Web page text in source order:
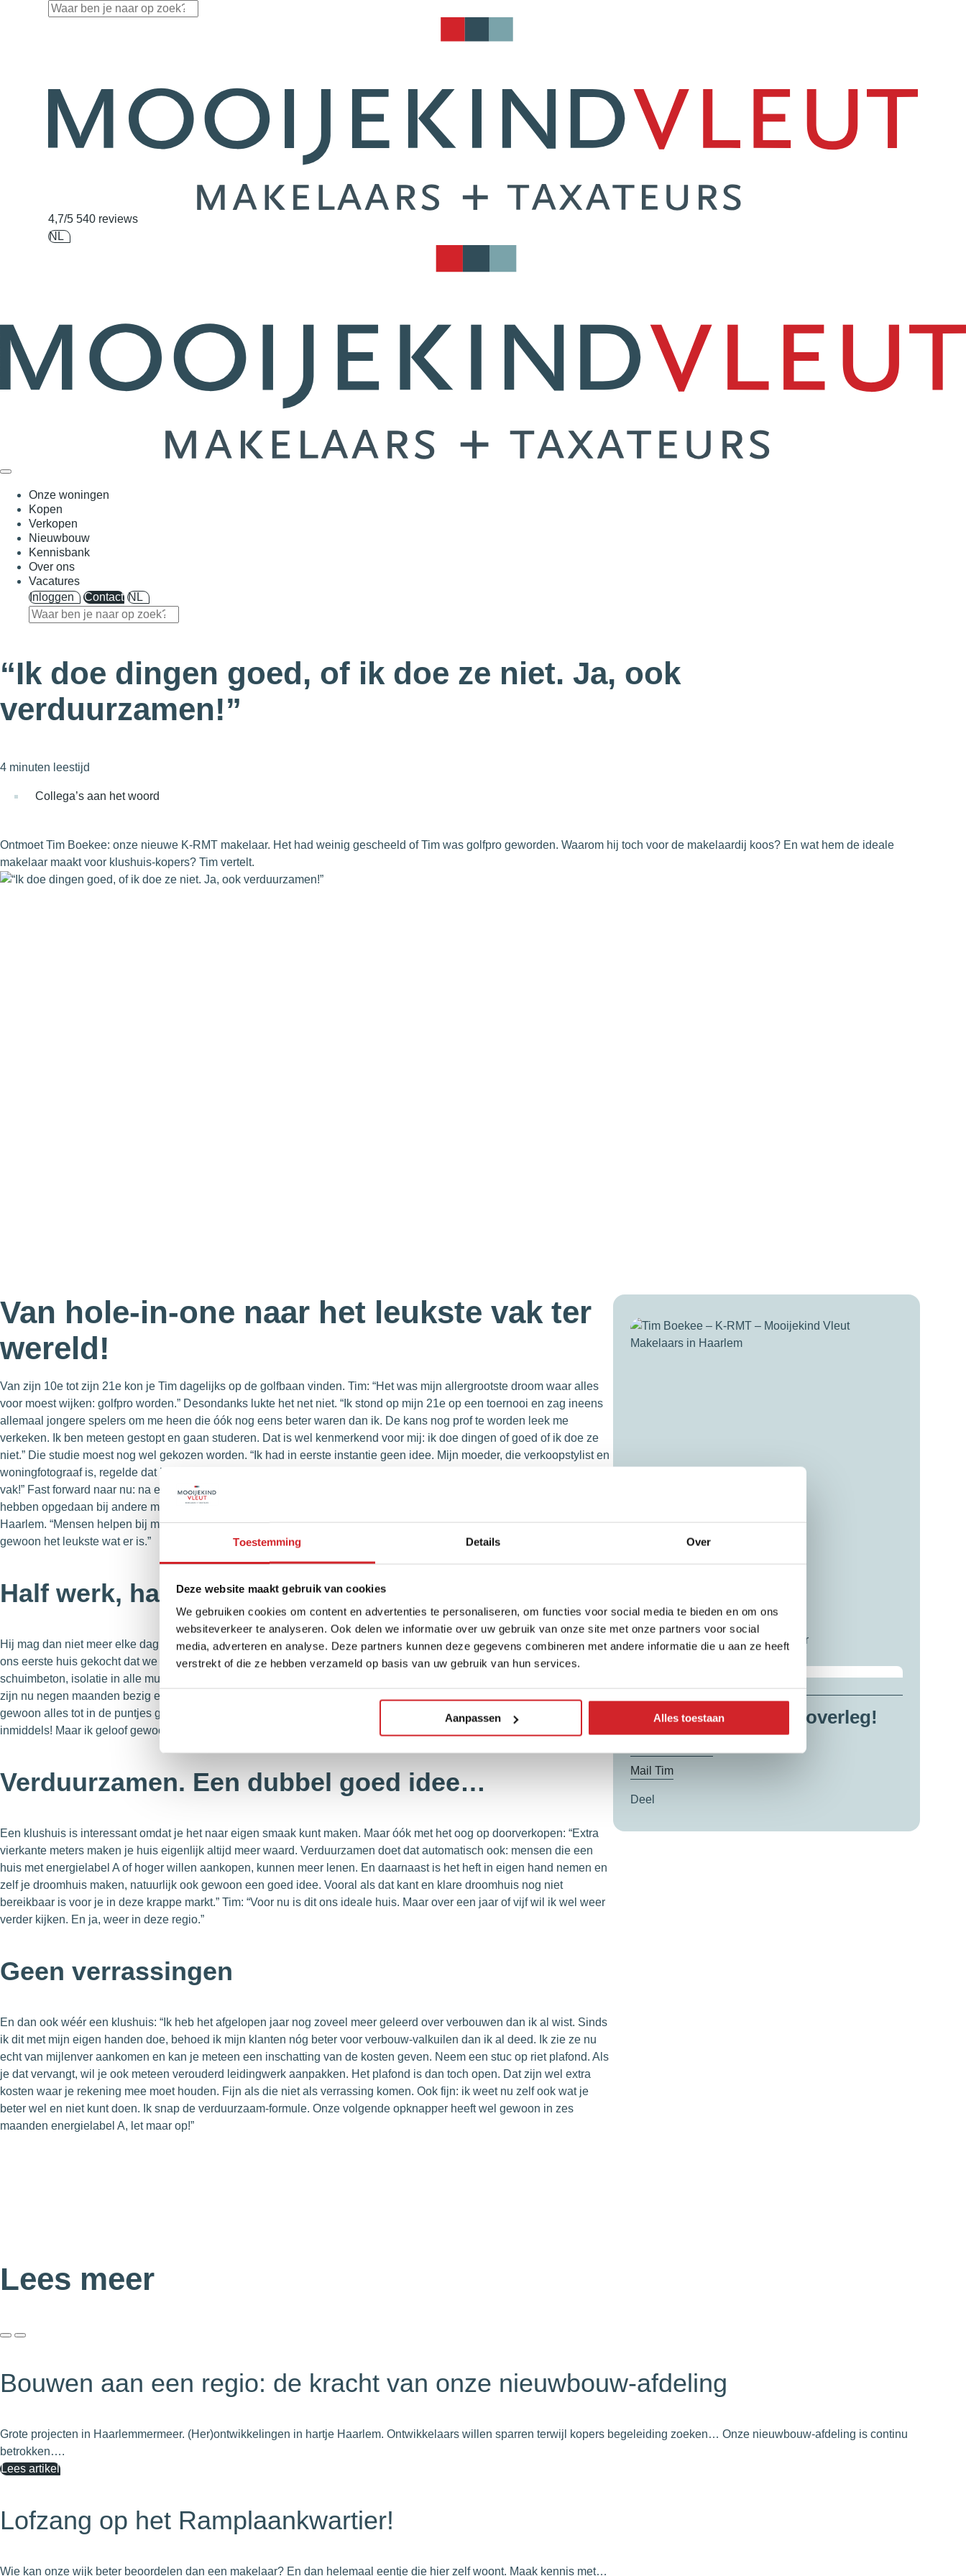
Toestemming Details Over
Deze website maakt gebruik van cookies
We gebruiken cookies om content en advertenties te personaliseren, om functies voor social media te bieden en om ons
websiteverkeer te analyseren. Ook delen we informatie over uw gebruik van onze site met onze partners voor social
media, adverteren en analyse. Deze partners kunnen deze gegevens combineren met andere informatie die u aan ze heeft
verstrekt of die ze hebben verzameld op basis van uw gebruik van hun services.
Aanpassen Alles toestaan
Navigatie overslaan
4,7/5 540 reviews
NL
Onze woningen
Kopen
Verkopen
Nieuwbouw
Kennisbank
Over ons
Vacatures
Inloggen
Contact NL
“Ik doe dingen goed, of ik doe ze niet. Ja, ook
verduurzamen!”
4 minuten leestijd
Collega’s aan het woord
Ontmoet Tim Boekee: onze nieuwe K-RMT makelaar. Het had weinig gescheeld of Tim was golfpro geworden. Waarom hij toch voor de makelaardij koos? En wat hem de ideale
makelaar maakt voor klushuis-kopers? Tim vertelt.
Van hole-in-one naar het leukste vak ter
wereld!
Van zijn 10e tot zijn 21e kon je Tim dagelijks op de golfbaan vinden. Tim: “Het was mijn allergrootste droom waar alles
voor moest wijken: golfpro worden.” Desondanks lukte het net niet. “Ik stond op mijn 21e op een toernooi en zag ineens
allemaal jongere spelers om me heen die óók nog eens beter waren dan ik. De kans nog prof te worden leek me
verkeken. Ik ben meteen gestopt en gaan studeren. Dat is wel kenmerkend voor mij: ik doe dingen of goed of ik doe ze
niet.” Die studie moest nog wel gekozen worden. “Ik had in eerste instantie geen idee. Mijn moeder, die verkoopstylist en
woningfotograaf is, regelde dat ik met een bevriende makelaar mocht meelopen. Het was meteen duidelijk: wát een leuk
vak!” Fast forward naar nu: na een diploma Vastgoed en Makelaardij van de Hogeschool Rotterdam en ervaring te
hebben opgedaan bij andere makelaarskantoren in de regio, is Tim nu hartstikke op zijn plek bij Mooijekind Vleut in
Haarlem. “Mensen helpen bij misschien wel de belangrijkste stap in hun leven – het kopen van een nieuw huis – is
gewoon het leukste wat er is.”
Half werk, half resultaat
Hij mag dan niet meer elke dag golfen, hij bijt zich nog steeds graag vast in dingen: “Mijn vriendin en ik hebben vorig jaar
ons eerste huis gekocht dat we nu volledig aan het verbouwen en verduurzamen zijn. Nieuwe vloer erin met
schuimbeton, isolatie in alle muren, nieuw dak. We dachten met een half jaar wel klaar te zijn, maar dat viel tegen. We
zijn nu negen maanden bezig en hebben er nog wel twee te gaan. Het ding is: we doen vrijwel alles zélf. En ik wil
gewoon alles tot in de puntjes goed hebben. Ben een echte perfectionist. Daar worden ook wel grapjes over gemaakt
inmiddels! Maar ik geloof gewoon niet in half werk.”
Verduurzamen. Een dubbel goed idee…
Een klushuis is interessant omdat je het naar eigen smaak kunt maken. Maar óók met het oog op doorverkopen: “Extra
vierkante meters maken je huis eigenlijk altijd meer waard. Verduurzamen doet dat automatisch ook: mensen die een
huis met energielabel A of hoger willen aankopen, kunnen meer lenen. En daarnaast is het heft in eigen hand nemen en
zelf je droomhuis maken, natuurlijk ook gewoon een goed idee. Vooral als dat kant en klare droomhuis nog niet
bereikbaar is voor je in deze krappe markt.” Tim: “Voor nu is dit ons ideale huis. Maar over een jaar of vijf wil ik wel weer
verder kijken. En ja, weer in deze regio.”
Geen verrassingen
En dan ook wéér een klushuis: “Ik heb het afgelopen jaar nog zoveel meer geleerd over verbouwen dan ik al wist. Sinds
ik dit met mijn eigen handen doe, behoed ik mijn klanten nóg beter voor verbouw-valkuilen dan ik al deed. Ik zie ze nu
echt van mijlenver aankomen en kan je meteen een inschatting van de kosten geven. Neem een stuc op riet plafond. Als
je dat vervangt, wil je ook meteen verouderd leidingwerk aanpakken. Het plafond is dan toch open. Dat zijn wel extra
kosten waar je rekening mee moet houden. Fijn als die niet als verrassing komen. Ook fijn: ik weet nu zelf ook wat je
beter wel en niet kunt doen. Ik snap de verduurzaam-formule. Onze volgende opknapper heeft wel gewoon in zes
maanden energielabel A, let maar op!”
Tim Boekee
NVM Makelaar – Register Taxateur
Bel of mail mij voor overleg!
Mail Tim
Deel
Lees meer
Bouwen aan een regio: de kracht van onze nieuwbouw-afdeling
Grote projecten in Haarlemmermeer. (Her)ontwikkelingen in hartje Haarlem. Ontwikkelaars willen sparren terwijl kopers begeleiding zoeken… Onze nieuwbouw-afdeling is continu
betrokken….
Lees artikel
Lofzang op het Ramplaankwartier!
Wie kan onze wijk beter beoordelen dan een makelaar? En dan helemaal eentje die hier zelf woont. Maak kennis met…